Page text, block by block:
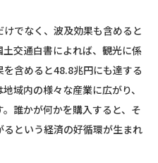
でなく、波及効果も含めると
交通白書によれば、観光に係
含めると48.8兆円にも達する
域内の様々な産業に広がり、
誰かが何かを購入すると、そ
という経済の好循環が生まれ